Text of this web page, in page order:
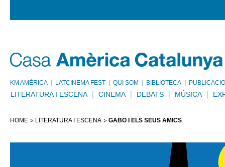
KM AMÈRICA LATCINEMA FEST QUI SOM BIBLIOTECA
LITERATURA I ESCENA CINEMA DEBATS MÚSICA
HOME LITERATURA I ESCENA GABO I ELS SEUS AMICS